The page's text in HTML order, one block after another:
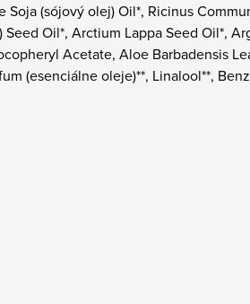
(sójový olej) Oil*, Ricinus
Oil*, Arctium Lappa Seed Oil*,
Acetate, Aloe Barbadensis
(esenciálne oleje)**, Linalool**,